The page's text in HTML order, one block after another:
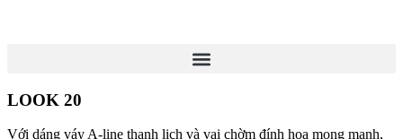
LOOK 20
Với dáng váy A-line thanh lịch và vai chờm đính hoa mong manh,